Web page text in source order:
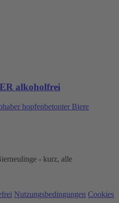
alkoholfrei
hopfenbetonter Biere
- kurz, alle
Nutzungsbedingungen Cookies